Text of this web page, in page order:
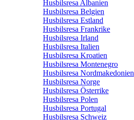
Husbilsresa Albanien
Husbilsresa Belgien
Husbilsresa Estland
Husbilsresa Frankrike
Husbilsresa Irland
Husbilsresa Italien
Husbilsresa Kroatien
Husbilsresa Montenegro
Husbilsresa Nordmakedonien
Husbilsresa Norge
Husbilsresa Österrike
Husbilsresa Polen
Husbilsresa Portugal
Husbilsresa Schweiz